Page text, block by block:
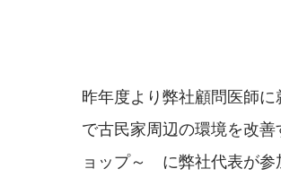
昨年度より弊社顧問医師
で古民家周辺の環境を改
ョップ～　に弊社代表が参